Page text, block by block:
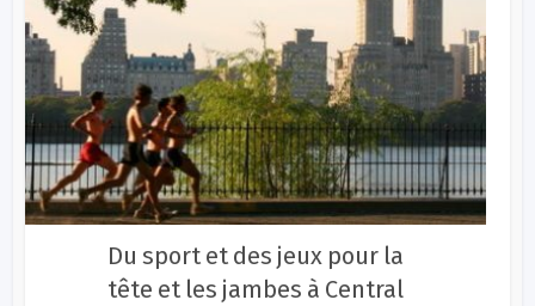
Du sport et des jeux pour la
tête et les jambes à Central